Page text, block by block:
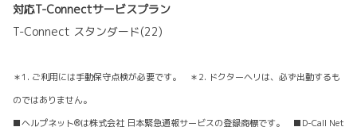
対応T-Connectサービスプラン
T-Connect スタンダード(22)
＊1. ご利用には手動保守点検が必要です。 ＊2. ドクターヘリは、必ず出動するも
のではありません。
■ヘルプネット®は株式会社 日本緊急通報サービスの登録商標です。 ■D-Call Net